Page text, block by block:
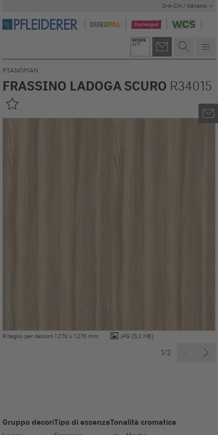
D-A-CH / italiano
Ritaglio per decoro 1.270 x 1.270 mm JPG (5,2 MB)
1/2
PIANOMAN
FRASSINO LADOGA SCURO R34015
Gruppo decoriTipo di essenzaTonalità cromatica